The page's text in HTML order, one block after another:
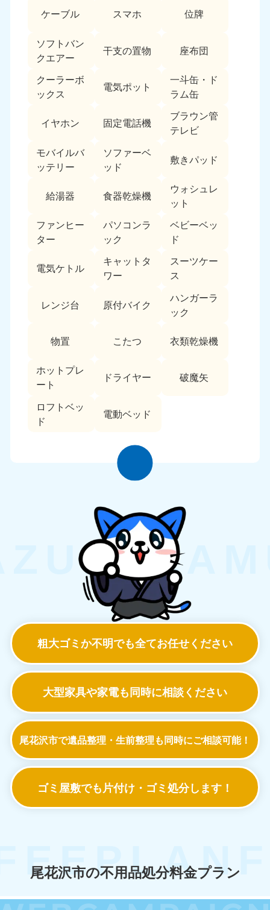
ケーブル スマホ 位牌
ソフトバン
クエアー
干支の置物 座布団
クーラーボ
ックス
電気ポット
一斗缶・ド
ラム缶
イヤホン 固定電話機
ブラウン管
テレビ
モバイルバ
ッテリー
ソファーベ
ッド
敷きパッド
給湯器 食器乾燥機
ウォシュレ
ット
ファンヒー
ター
パソコンラ
ック
ベビーベッ
ド
電気ケトル
キャットタ
ワー
スーツケー
ス
レンジ台 原付バイク
ハンガーラ
ック
物置 こたつ 衣類乾燥機
ホットプレ
ート
ドライヤー 破魔矢
ロフトベッ
ド
電動ベッド
粗大ゴミか不明でも全てお任せください
大型家具や家電も同時に相談ください
尾花沢市で遺品整理・生前整理も同時にご相談可能！
ゴミ屋敷でも 片付け・ゴミ処分します！
尾花沢市の不用品処分料金プラン
大分県
9:00〜19:00 年中無休
宮崎県
050-1880-9892
9:00〜19:00 年中無休
050-1880-9887
9:00〜19:00 年中無休